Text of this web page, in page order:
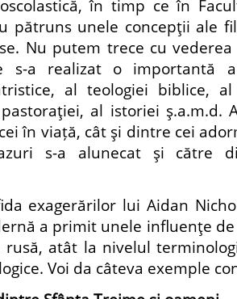
în timp ce în
pătruns unele concepţii ale
Nu putem trece cu
s-a realizat o importantă
al teologiei biblice,
al istoriei ş.a.m.d.
în viață, cât şi dintre cei
s-a alunecat şi către
exagerărilor lui Aidan
a primit unele influenţe
rusă, atât la nivelul
Voi da câteva exemple